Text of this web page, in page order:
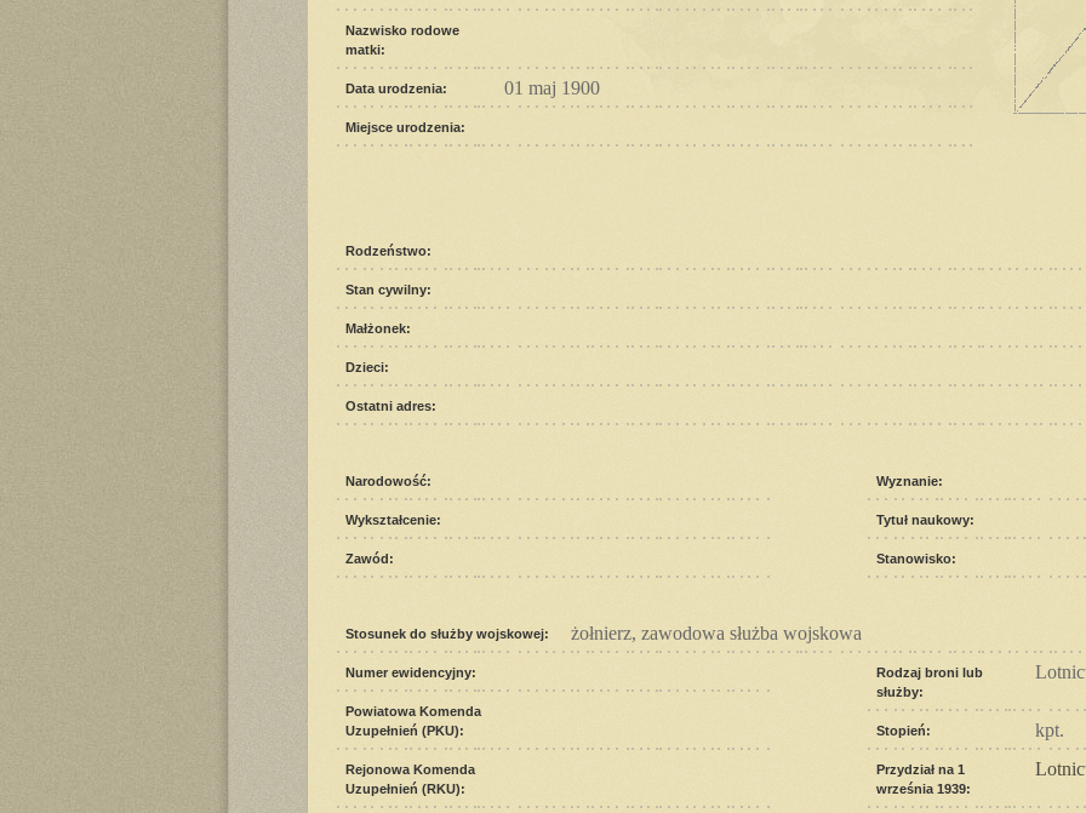
Nazwisko rodowe
matki:
Data urodzenia: 01 maj 1900
Miejsce urodzenia:
Rodzeństwo:
Stan cywilny:
Małżonek:
Dzieci:
Ostatni adres:
Narodowość:
Wykształcenie:
Zawód:
Wyznanie:
Tytuł naukowy:
Stanowisko:
Stosunek do służby wojskowej: żołnierz, zawodowa służba wojskowa
Numer ewidencyjny:
Powiatowa Komenda
Uzupełnień (PKU):
Rejonowa Komenda
Uzupełnień (RKU):
Rodzaj broni lub
służby:
Stopień: kpt.
Przydział na 1
września 1939: